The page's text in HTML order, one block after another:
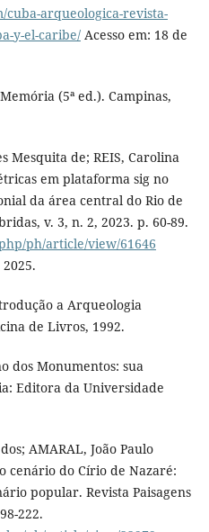
cuba-arqueologica-revista-
y-el-caribe/Acesso em: 18 de
(5ª ed.). Campinas,
Mesquita de; REIS, Carolina
em plataforma sig no
da área central do Rio de
v. 3, n. 2, 2023. p. 60-89.
ph/article/view/61646
a Arqueologia
de Livros, 1992.
dos Monumentos: sua
Editora da Universidade
AMARAL, João Paulo
cenário do Círio de Nazaré:
popular. Revista Paisagens
222.